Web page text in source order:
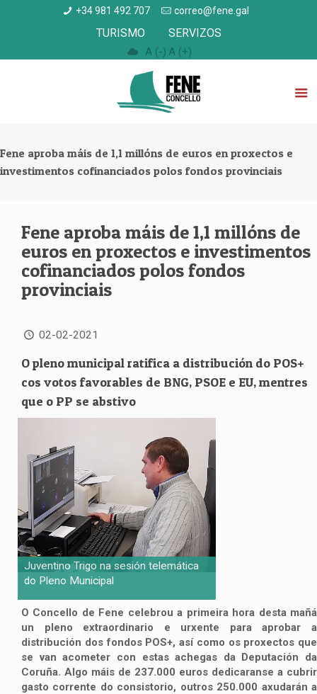
+34 981 492 707 correo@fene.gal
TURISMO SERVIZOS
A (-) A (+)
Fene aproba máis de 1,1 millóns de euros en proxectos e
investimentos cofinanciados polos fondos provinciais
Fene aproba máis de 1,1 millóns de
euros en proxectos e investimentos
cofinanciados polos fondos
provinciais
02-02-2021
O pleno municipal ratifica a distribución do POS+
cos votos favorables de BNG, PSOE e EU, mentres
que o PP se abstivo
Juventino Trigo na sesión telemática
do Pleno Municipal
O Concello de Fene celebrou a primeira hora desta mañá
un pleno extraordinario e urxente para aprobar a
distribución dos fondos POS+, así como os proxectos que
se van acometer con estas achegas da Deputación da
Coruña. Algo máis de 237.000 euros dedicaranse a cubrir
gasto corrente do consistorio, outros 250.000 axudarán a